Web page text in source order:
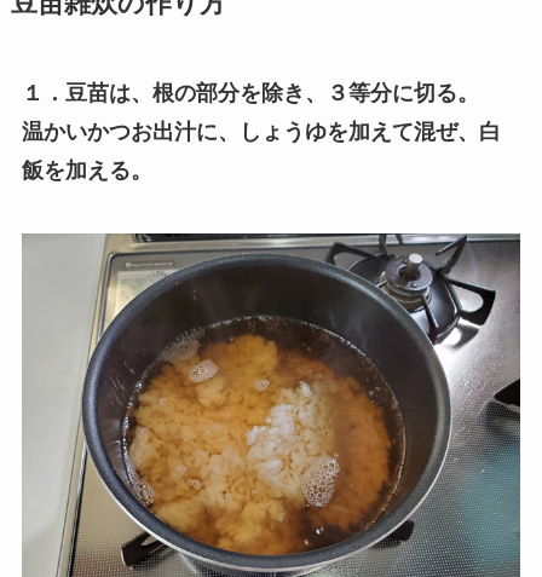
１．豆苗は、根の部分を除き、３等分に切る。
温かいかつお出汁に、しょうゆを加えて混ぜ、白
飯を加える。